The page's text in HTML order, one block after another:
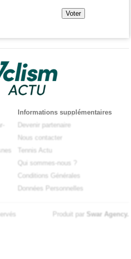
Informations supplémentaires
Devenir partenaire
Nous contacter
Tennis Actu
Qui sommes-nous ?
Conditions Générales
Données Personnelles
Produit par Swar Agency.